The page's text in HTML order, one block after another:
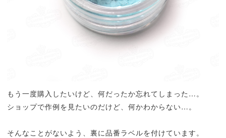
もう一度購入したいけど、何だったか忘れてしまった…。
ショップで作例を見たいのだけど、何かわからない…。
そんなことがないよう、裏に品番ラベルを付けています。